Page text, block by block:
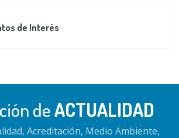
de Interés
deACTUALIDAD
Acreditación, Medio Ambiente,